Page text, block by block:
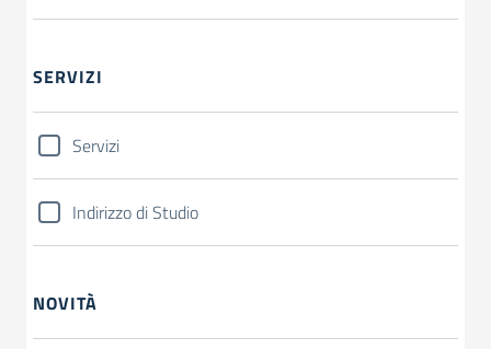
SERVIZI
Servizi
Indirizzo di Studio
NOVITÀ